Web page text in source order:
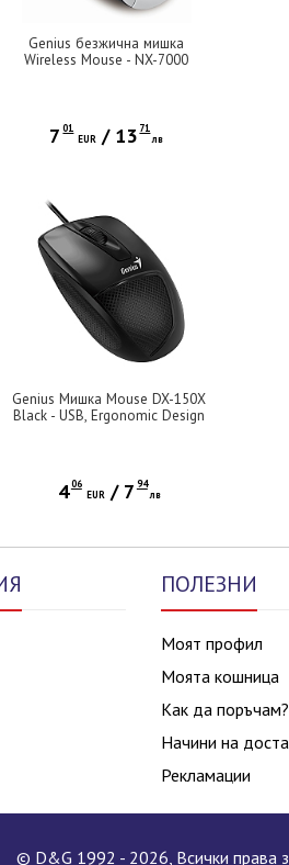
Genius безжична мишка
Wireless Mouse - NX-7000
7 01
EUR / 13 71
лв
Genius Мишка Mouse DX-150X
Black - USB, Ergonomic Design
406
EUR/ 7 94
лв
ПОЛЕЗНИ
Моят профил
Моята кошница
Как да поръчам?
Начини на
Рекламации
© D&G 1992 - 2026, Всички права